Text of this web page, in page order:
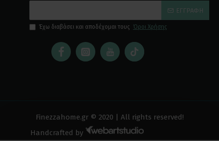
ΕΓΓΡΑΦΉ
Έχω διαβάσει και αποδέχομαι τους Όροι Χρήσης
Finezzahome.gr © 2020 | All rights reserved!
Handcrafted by